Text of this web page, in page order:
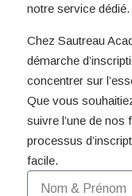
notre service dédié.
Chez Sautreau
démarche
concentrer sur
Que vous
suivre l’une de
processus
facile.